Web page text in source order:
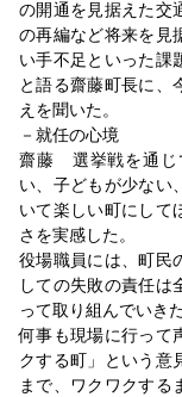
の開通を見据えた交
の再編など将来を見
い手不足といった課
と語る齋藤町長に、
えを聞いた。
－就任の心境
齋藤 選挙戦を通じ
い、子どもが少ない
いて楽しい町にして
さを実感した。
役場職員には、町民
しての失敗の責任は
って取り組んでいきた
何事も現場に行って
クする町」という意
まで、ワクワクする